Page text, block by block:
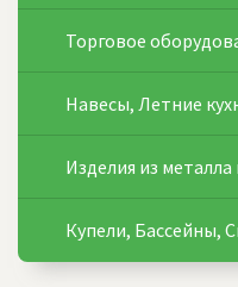
Торговое
Навесы, Летние
Изделия из
Купели, Бассейны,